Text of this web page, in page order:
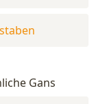
Gans